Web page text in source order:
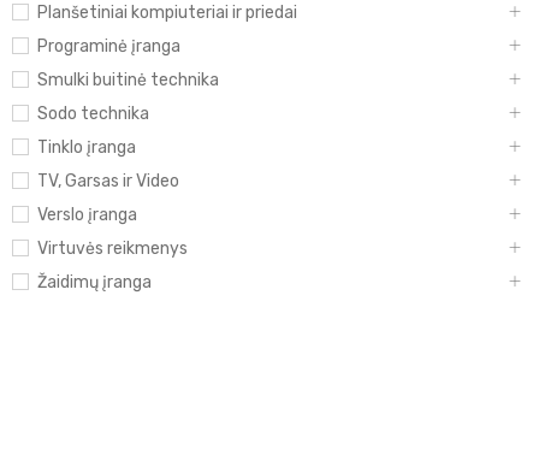
Planšetiniai kompiuteriai ir priedai
Programinė įranga
Smulki buitinė technika
Sodo technika
Tinklo įranga
TV, Garsas ir Video
Verslo įranga
Virtuvės reikmenys
Žaidimų įranga